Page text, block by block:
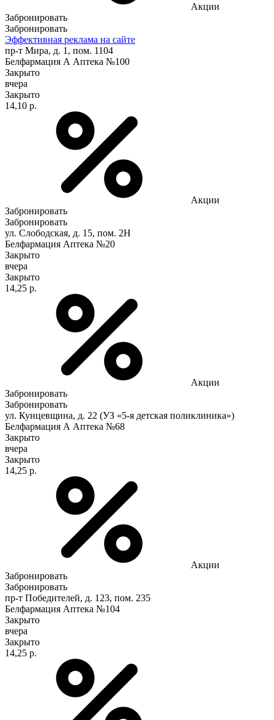
Акции
Забронировать
Забронировать
Эффективная реклама на сайте
пр-т Мира, д. 1, пом. 1104
Белфармация А Аптека №100
Закрыто
вчера
Закрыто
14,10 р.
Акции
Забронировать
Забронировать
ул. Слободская, д. 15, пом. 2Н
Белфармация Аптека №20
Закрыто
вчера
Закрыто
14,25 р.
Акции
Забронировать
Забронировать
ул. Кунцевщина, д. 22 (УЗ «5-я детская поликлиника»)
Белфармация А Аптека №68
Закрыто
вчера
Закрыто
14,25 р.
Акции
Забронировать
Забронировать
пр-т Победителей, д. 123, пом. 235
Белфармация Аптека №104
Закрыто
вчера
Закрыто
14,25 р.